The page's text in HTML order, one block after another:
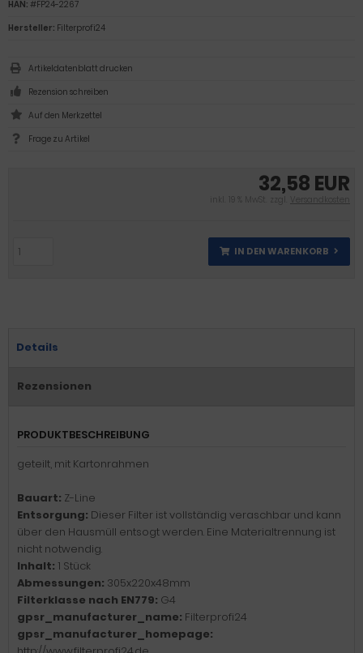
32,58 EUR
inkl. 19 % MwSt. zzgl. Versandkosten
IN DEN WARENKORB
HAN: #FP24-2267
Hersteller: Filterprofi24
Artikeldatenblatt drucken
Rezension schreiben
Frage zu Artikel
Details
Rezensionen
PRODUKTBESCHREIBUNG
geteilt, mit Kartonrahmen
Bauart: Z-Line
Entsorgung: Dieser Filter ist vollständig veraschbar und kann
über den Hausmüll entsogt werden. Eine Materialtrennung ist
nicht notwendig.
Inhalt: 1 Stück
Abmessungen: 305x220x48mm
Filterklasse nach EN779: G4
gpsr_manufacturer_name: Filterprofi24
gpsr_manufacturer_homepage: